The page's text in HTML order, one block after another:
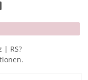
| RS?